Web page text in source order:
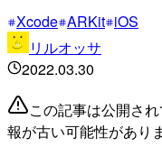
Xcode ARKit iOS
リルオッサ
2022.03.30
この記事は公開さ
報が古い可能性があり